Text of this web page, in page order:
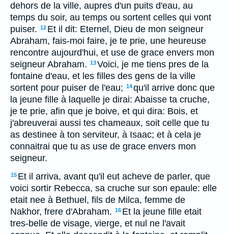
dehors de la ville, aupres d'un puits d'eau, au
temps du soir, au temps ou sortent celles qui vont
puiser. 12 Et il dit: Eternel, Dieu de mon seigneur
Abraham, fais-moi faire, je te prie, une heureuse
rencontre aujourd'hui, et use de grace envers mon
seigneur Abraham. 13Voici, je me tiens pres de la
fontaine d'eau, et les filles des gens de la ville
sortent pour puiser de l'eau; 14qu'il arrive donc que
la jeune fille à laquelle je dirai: Abaisse ta cruche,
je te prie, afin que je boive, et qui dira: Bois, et
j'abreuverai aussi tes chameaux, soit celle que tu
as destinee à ton serviteur, à Isaac; et à cela je
connaitrai que tu as use de grace envers mon
seigneur.
15 Et il arriva, avant qu'il eut acheve de parler, que
voici sortir Rebecca, sa cruche sur son epaule: elle
etait nee à Bethuel, fils de Milca, femme de
Nakhor, frere d'Abraham. 16 Et la jeune fille etait
tres-belle de visage, vierge, et nul ne l'avait